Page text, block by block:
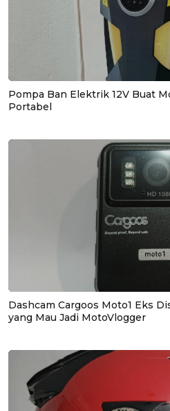
Pompa Ban Elektrik 12V Buat
Portabel
Dashcam Cargoos Moto1 Eks
yang Mau Jadi MotoVlogger